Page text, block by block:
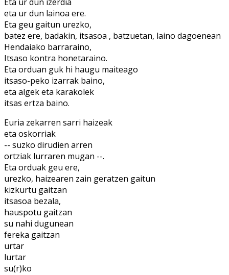
Eta ur dun izerdia
eta ur dun lainoa ere.
Eta geu gaitun urezko,
batez ere, badakin, itsasoa , batzuetan, laino dagoenean
Hendaiako barraraino,
Itsaso kontra honetaraino.
Eta orduan guk hi haugu maiteago
itsaso-peko izarrak baino,
eta algek eta karakolek
itsas ertza baino.
Euria zekarren sarri haizeak
eta oskorriak
-- suzko dirudien arren
ortziak lurraren mugan --.
Eta orduak geu ere,
urezko, haizearen zain geratzen gaitun
kizkurtu gaitzan
itsasoa bezala,
hauspotu gaitzan
su nahi dugunean
fereka gaitzan
urtar
lurtar
su(r)ko